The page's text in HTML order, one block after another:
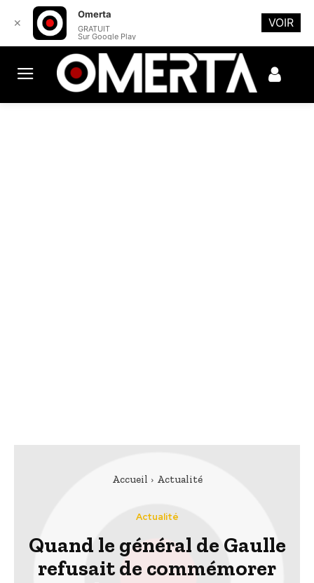
Accueil Actualité
Actualité
Quand le général de Gaulle
refusait de commémorer
✕
Omerta
GRATUIT
Sur Google Play
VOIR